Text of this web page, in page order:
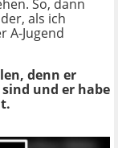
So, dann
als ich
A-Jugend
denn er
und er habe